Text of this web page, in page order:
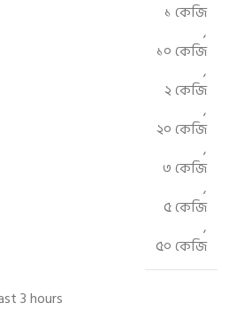
১ কেজি
,
১০ কেজি
,
২ কেজি
,
২০ কেজি
,
৩ কেজি
,
৫ কেজি
,
৫০ কেজি
3 hours